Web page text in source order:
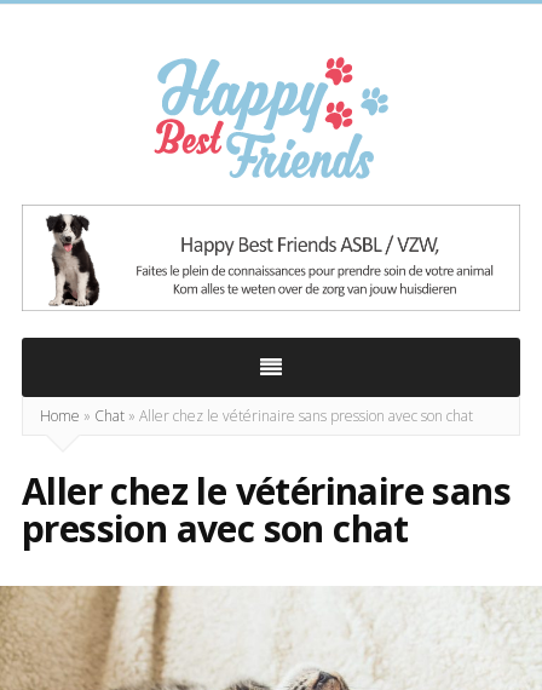
Happy
Best
Friends
Home » Chat » Aller chez le vétérinaire sans pression avec son chat
Aller chez le vétérinaire sans
pression avec son chat